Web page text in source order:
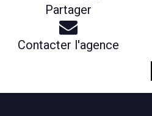
Partager
Contacter l'agence